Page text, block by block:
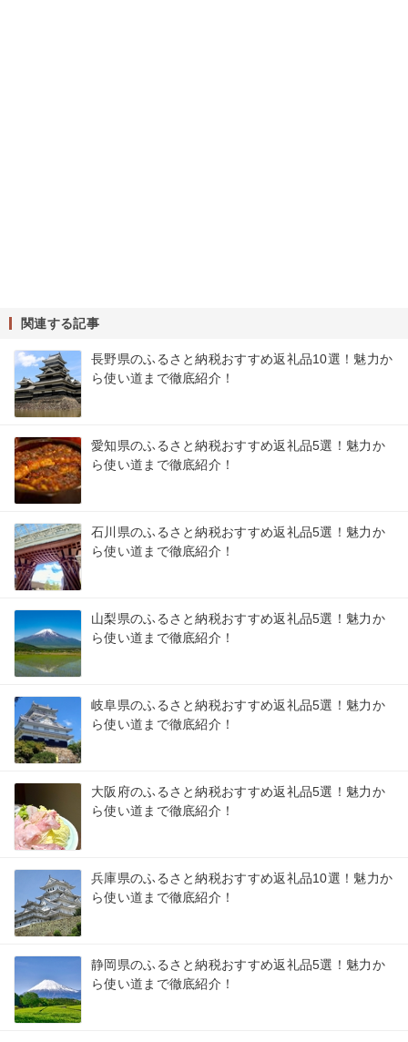
関連する記事
長野県のふるさと納税おすすめ返礼品10選！魅力か
ら使い道まで徹底紹介！
愛知県のふるさと納税おすすめ返礼品5選！魅力か
ら使い道まで徹底紹介！
石川県のふるさと納税おすすめ返礼品5選！魅力か
ら使い道まで徹底紹介！
山梨県のふるさと納税おすすめ返礼品5選！魅力か
ら使い道まで徹底紹介！
岐阜県のふるさと納税おすすめ返礼品5選！魅力か
ら使い道まで徹底紹介！
大阪府のふるさと納税おすすめ返礼品5選！魅力か
ら使い道まで徹底紹介！
兵庫県のふるさと納税おすすめ返礼品10選！魅力か
ら使い道まで徹底紹介！
静岡県のふるさと納税おすすめ返礼品5選！魅力か
ら使い道まで徹底紹介！